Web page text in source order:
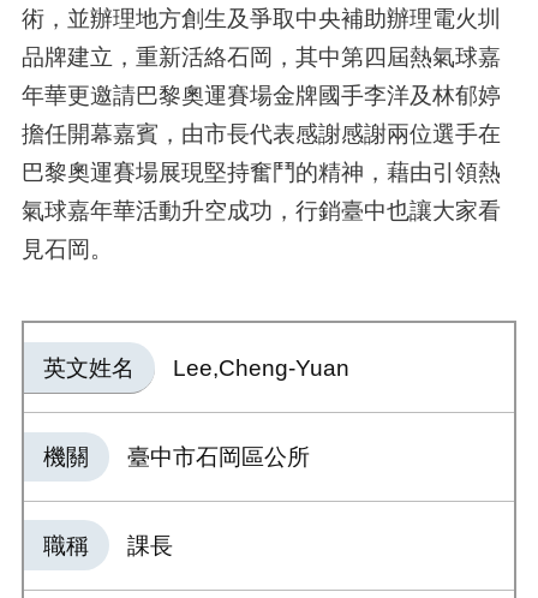
術，並辦理地方創生及爭取中央補助辦理電火圳
品牌建立，重新活絡石岡，其中第四屆熱氣球嘉
年華更邀請巴黎奧運賽場金牌國手李洋及林郁婷
擔任開幕嘉賓，由市長代表感謝感謝兩位選手在
巴黎奧運賽場展現堅持奮鬥的精神，藉由引領熱
氣球嘉年華活動升空成功，行銷臺中也讓大家看
見石岡。
英文姓名 Lee,Cheng-Yuan
機關 臺中市石岡區公所
職稱 課長